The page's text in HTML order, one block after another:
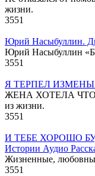
жизни.
3551
Юрий Насыбуллин.
Юрий Насыбуллин
3551
Я ТЕРПЕЛ
ЖЕНА ХОТЕЛА
из жизни.
3551
И ТЕБЕ ХОРОШО
Истории Аудио
Жизненные,
3551